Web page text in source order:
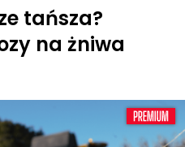
tańsza?
na żniwa